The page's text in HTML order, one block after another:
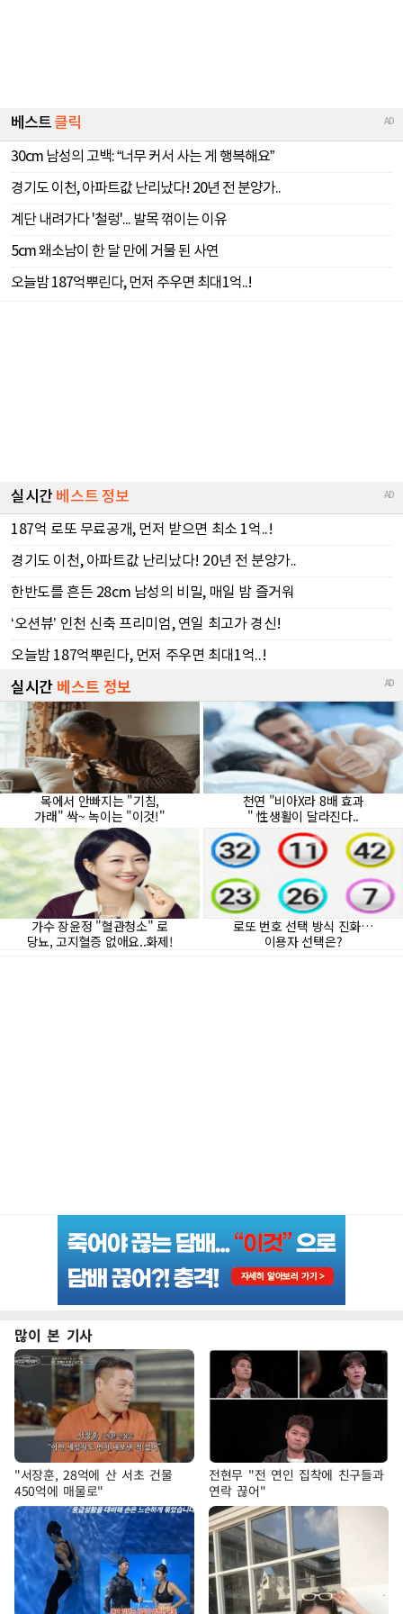
많이 본 기사
"서장훈, 28억에 산 서초 건물
450억에 매물로"
전현무 "전 연인 집착에 친구들과
연락 끊어"